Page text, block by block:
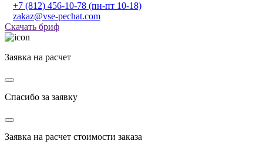
+7 (812) 456-10-78 (пн-пт 10-18)
zakaz@vse-pechat.com
Скачать бриф
Заявка на расчет
Спасибо за заявку
Заявка на расчет стоимости заказа